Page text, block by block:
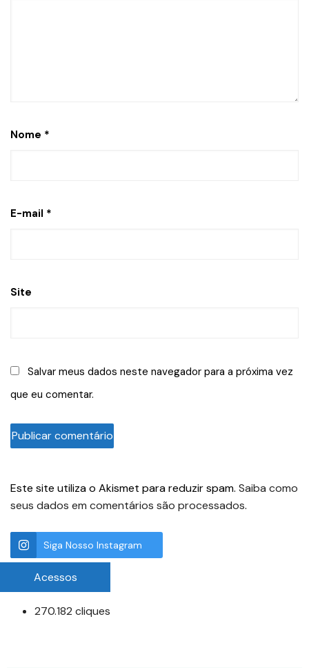
Nome *
E-mail *
Site
Salvar meus dados neste navegador para a próxima vez
que eu comentar.
Este site utiliza o Akismet para reduzir spam. Saiba como
seus dados em comentários são processados.
Siga Nosso Instagram
Acessos
270.182 cliques